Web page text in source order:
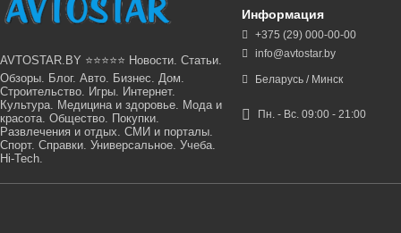
AVTOSTAR.BY ⭐⭐⭐⭐⭐ Новости. Статьи.
Обзоры. Блог. Авто. Бизнес. Дом.
Строительство. Игры. Интернет.
Культура. Медицина и здоровье. Мода и
красота. Общество. Покупки.
Развлечения и отдых. СМИ и порталы.
Спорт. Справки. Универсальное. Учеба.
Hi-Tech.
Информация
+375 (29) 000-00-00
info@avtostar.by
Беларусь / Минск
Пн. - Вс. 09:00 - 21:00